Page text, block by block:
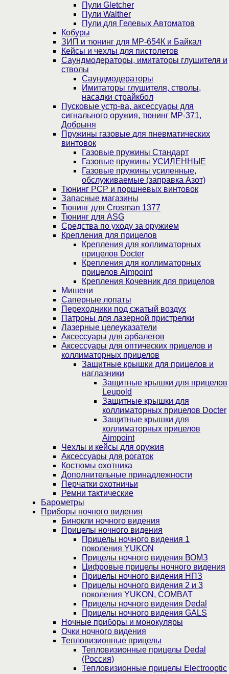
Пули Gletcher
Пули Walther
Пули для Гелевых Автоматов
Кобуры
ЗИП и тюнинг для МР-654К и Байкал
Кейсы и чехлы для пистолетов
Саундмодераторы, имитаторы глушителя и
стволы
Саундмодераторы
Имитаторы глушителя, стволы,
насадки страйкбол
Пусковые устр-ва, аксессуары для
сигнального оружия, тюнинг МР-371,
Добрыня
Пружины газовые для пневматических
винтовок
Газовые пружины Стандарт
Газовые пружины УСИЛЕННЫЕ
Газовые пружины усиленные,
обслуживаемые (заправка Азот)
Тюнинг PCP и поршневых винтовок
Запасные магазины
Тюнинг для Crosman 1377
Тюнинг для ASG
Средства по уходу за оружием
Крепления для прицелов
Крепления для коллиматорных
прицелов Docter
Крепления для коллиматорных
прицелов Aimpoint
Крепления Кочевник для прицелов
Мишени
Саперные лопаты
Переходники под сжатый воздух
Патроны для лазерной пристрелки
Лазерные целеуказатели
Аксессуары для арбалетов
Аксессуары для оптических прицелов и
коллиматорных прицелов
Защитные крышки для прицелов и
наглазники
Защитные крышки для прицелов
Leupold
Защитные крышки для
коллиматорных прицелов Docter
Защитные крышки для
коллиматорных прицелов
Aimpoint
Чехлы и кейсы для оружия
Аксессуары для рогаток
Костюмы охотника
Дополнительные принадлежности
Перчатки охотничьи
Ремни тактические
Барометры
Приборы ночного видения
Бинокли ночного видения
Прицелы ночного видения
Прицелы ночного видения 1
поколения YUKON
Прицелы ночного видения ВОМЗ
Цифровые прицелы ночного видения
Прицелы ночного видения НПЗ
Прицелы ночного видения 2 и 3
поколения YUKON, COMBAT
Прицелы ночного видения Dedal
Прицелы ночного видения GALS
Ночные приборы и монокуляры
Очки ночного видения
Тепловизионные прицелы
Тепловизионные прицелы Dedal
(Россия)
Тепловизионные прицелы Electrooptic